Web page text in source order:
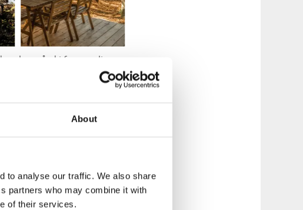
About
to analyse our traffic. We also share
partners who may combine it with
of their services.
skærgård i favnen, ligger
udsigt over havet
inden for